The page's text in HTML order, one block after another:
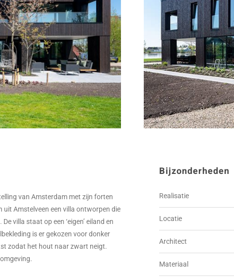
van Amsterdam met zijn forten
Amstelveen een villa ontworpen die
villa staat op een ‘eigen’ eiland en
is er gekozen voor donker
zodat het hout naar zwart neigt.
Bijzonderheden
Realisatie
Locatie
Architect
Materiaal